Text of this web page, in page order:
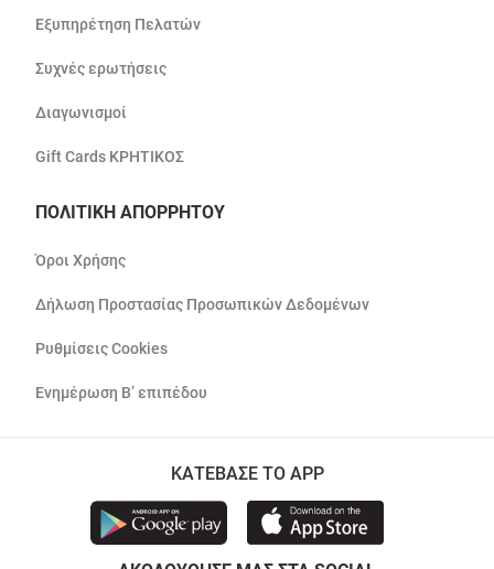
Εξυπηρέτηση Πελατών
Συχνές ερωτήσεις
Διαγωνισμοί
Gift Cards ΚΡΗΤΙΚΟΣ
ΠΟΛΙΤΙΚΗ ΑΠΟΡΡΗΤΟΥ
Όροι Χρήσης
Δήλωση Προστασίας Προσωπικών Δεδομένων
Ρυθμίσεις Cookies
Ενημέρωση Β’ επιπέδου
ΚΑΤΕΒΑΣΕ ΤΟ APP